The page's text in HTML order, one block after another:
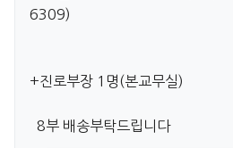
6309)
+진로부장 1명(본교무실)
8부 배송부탁드립니다